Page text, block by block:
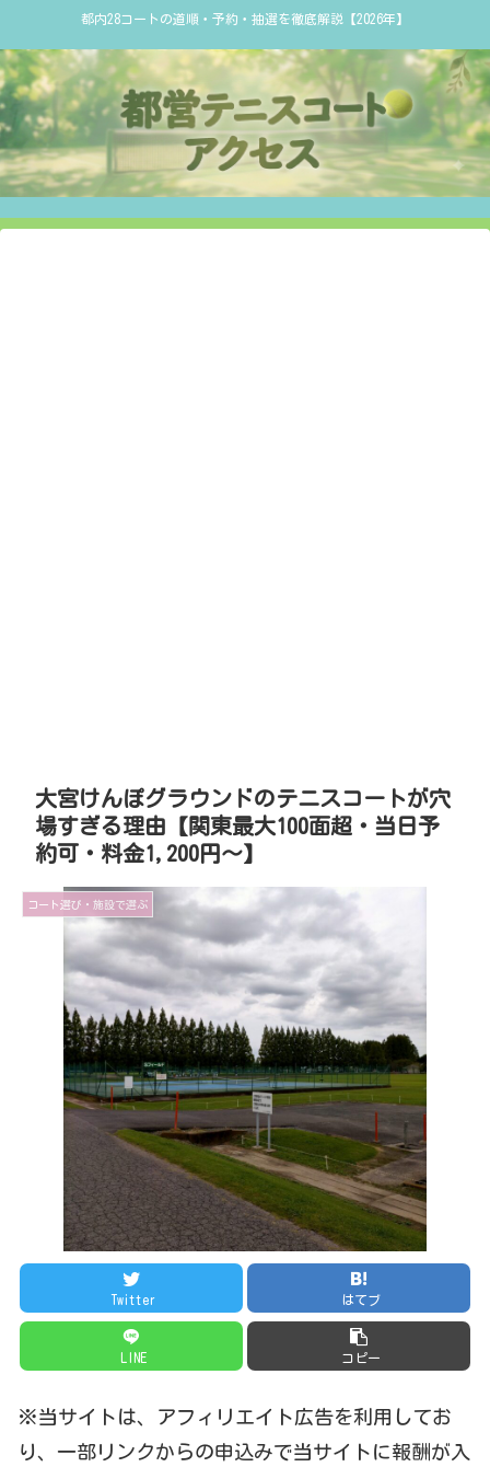
都内28コートの道順・予約・抽選を徹底解説【2026年】
大宮けんぽグラウンドのテニスコートが穴
場すぎる理由【関東最大100面超・当日予
約可・料金1,200円〜】
コート選び・施設で選ぶ
Twitter はてブ
LINE コピー
※当サイトは、アフィリエイト広告を利用してお
り、一部リンクからの申込みで当サイトに報酬が入